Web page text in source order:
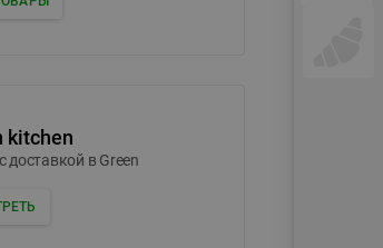
kitchen
доставкой в Green